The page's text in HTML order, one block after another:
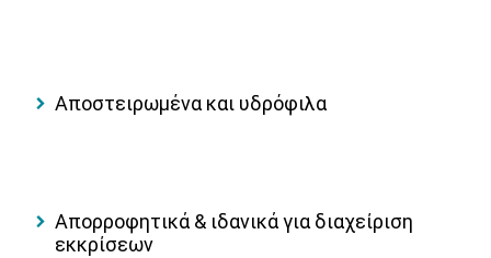
Αποστειρωμένα και υδρόφιλα
Απορροφητικά & ιδανικά για διαχείριση
εκκρίσεων